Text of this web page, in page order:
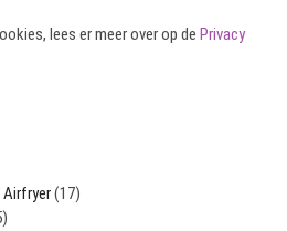
lees er meer over op dePrivacy
Airfryer(17)